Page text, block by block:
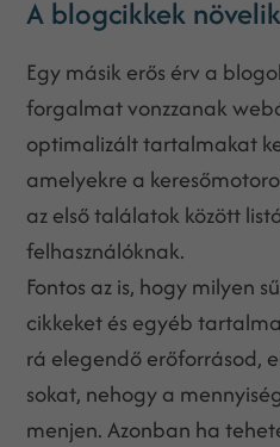
A blogcikkek
Egy másik erős érv a
forgalmat vonzzanak
optimalizált tartalmakat
amelyekre a
az első találatok között
felhasználóknak.
Fontos az is, hogy milyen
cikkeket és egyéb
rá elegendő erőforrásod,
sokat, nehogy a
menjen. Azonban ha